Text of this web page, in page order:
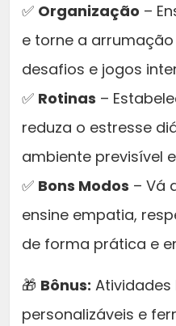
a
✅ Organização –
e torne a
desafios e jogos
✅ Rotinas –
reduza o estresse
ambiente previsível
✅ Bons Modos – Vá
ensine empatia,
de forma prática e
🎁 Bônus: Atividades
personalizáveis e